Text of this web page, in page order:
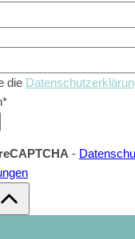
die
reCAPTCHA -